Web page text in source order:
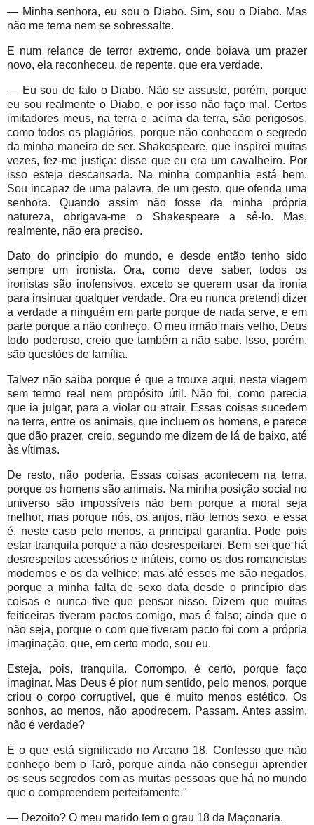
— Minha senhora, eu sou o Diabo. Sim, sou o Diabo. Mas
não me tema nem se sobressalte.
E num relance de terror extremo, onde boiava um prazer
novo, ela reconheceu, de repente, que era verdade.
— Eu sou de fato o Diabo. Não se assuste, porém, porque
eu sou realmente o Diabo, e por isso não faço mal. Certos
imitadores meus, na terra e acima da terra, são perigosos,
como todos os plagiários, porque não conhecem o segredo
da minha maneira de ser. Shakespeare, que inspirei muitas
vezes, fez-me justiça: disse que eu era um cavalheiro. Por
isso esteja descansada. Na minha companhia está bem.
Sou incapaz de uma palavra, de um gesto, que ofenda uma
senhora. Quando assim não fosse da minha própria
natureza, obrigava-me o Shakespeare a sê-lo. Mas,
realmente, não era preciso.
Dato do princípio do mundo, e desde então tenho sido
sempre um ironista. Ora, como deve saber, todos os
ironistas são inofensivos, exceto se querem usar da ironia
para insinuar qualquer verdade. Ora eu nunca pretendi dizer
a verdade a ninguém em parte porque de nada serve, e em
parte porque a não conheço. O meu irmão mais velho, Deus
todo poderoso, creio que também a não sabe. Isso, porém,
são questões de família.
Talvez não saiba porque é que a trouxe aqui, nesta viagem
sem termo real nem propósito útil. Não foi, como parecia
que ia julgar, para a violar ou atrair. Essas coisas sucedem
na terra, entre os animais, que incluem os homens, e parece
que dão prazer, creio, segundo me dizem de lá de baixo, até
às vítimas.
De resto, não poderia. Essas coisas acontecem na terra,
porque os homens são animais. Na minha posição social no
universo são impossíveis não bem porque a moral seja
melhor, mas porque nós, os anjos, não temos sexo, e essa
é, neste caso pelo menos, a principal garantia. Pode pois
estar tranquila porque a não desrespeitarei. Bem sei que há
desrespeitos acessórios e inúteis, como os dos romancistas
modernos e os da velhice; mas até esses me são negados,
porque a minha falta de sexo data desde o princípio das
coisas e nunca tive que pensar nisso. Dizem que muitas
feiticeiras tiveram pactos comigo, mas é falso; ainda que o
não seja, porque o com que tiveram pacto foi com a própria
imaginação, que, em certo modo, sou eu.
Esteja, pois, tranquila. Corrompo, é certo, porque faço
imaginar. Mas Deus é pior num sentido, pelo menos, porque
criou o corpo corruptível, que é muito menos estético. Os
sonhos, ao menos, não apodrecem. Passam. Antes assim,
não é verdade?
É o que está significado no Arcano 18. Confesso que não
conheço bem o Tarô, porque ainda não consegui aprender
os seus segredos com as muitas pessoas que há no mundo
que o compreendem perfeitamente."
— Dezoito? O meu marido tem o grau 18 da Maçonaria.